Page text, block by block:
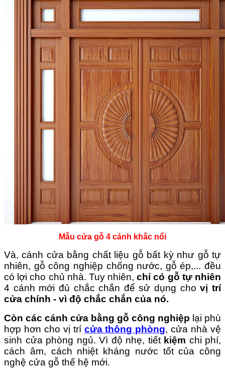
Mẫu cửa gỗ 4 cánh khắc nổi
Và, cánh cửa bằng chất liệu gỗ bất kỳ như gỗ tự
nhiên, gỗ công nghiệp chống nước, gỗ ép,... đều
có lợi cho chủ nhà. Tuy nhiên, chỉ có gỗ tự nhiên
4 cánh mới đủ chắc chắn để sử dụng chovị trí
cửa chính - vì độ chắc chắn của nó.
Còn các cánh cửa bằng gỗ công nghiệp lại phù
hợp hơn cho vị trí cửa thông phòng, cửa nhà vệ
sinh cửa phòng ngủ. Vì độ nhẹ, tiết kiệm chi phí,
cách âm, cách nhiệt kháng nước tốt của công
nghệ cửa gỗ thế hệ mới.